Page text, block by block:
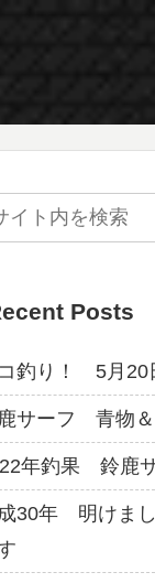
Posts
釣り！ 5月20
サーフ 青物＆
年釣果 鈴鹿
30年 明けま